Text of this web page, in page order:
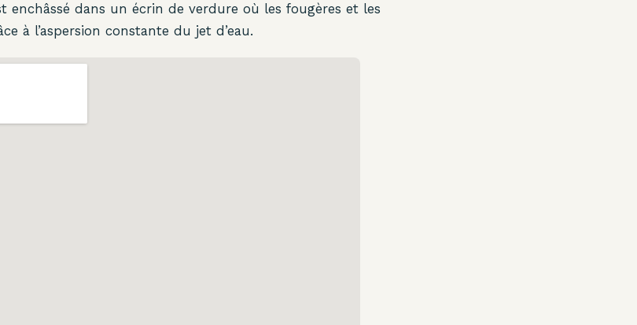
enchâssé dans un écrin de verdure où les fougères et les
à l’aspersion constante du jet d’eau.